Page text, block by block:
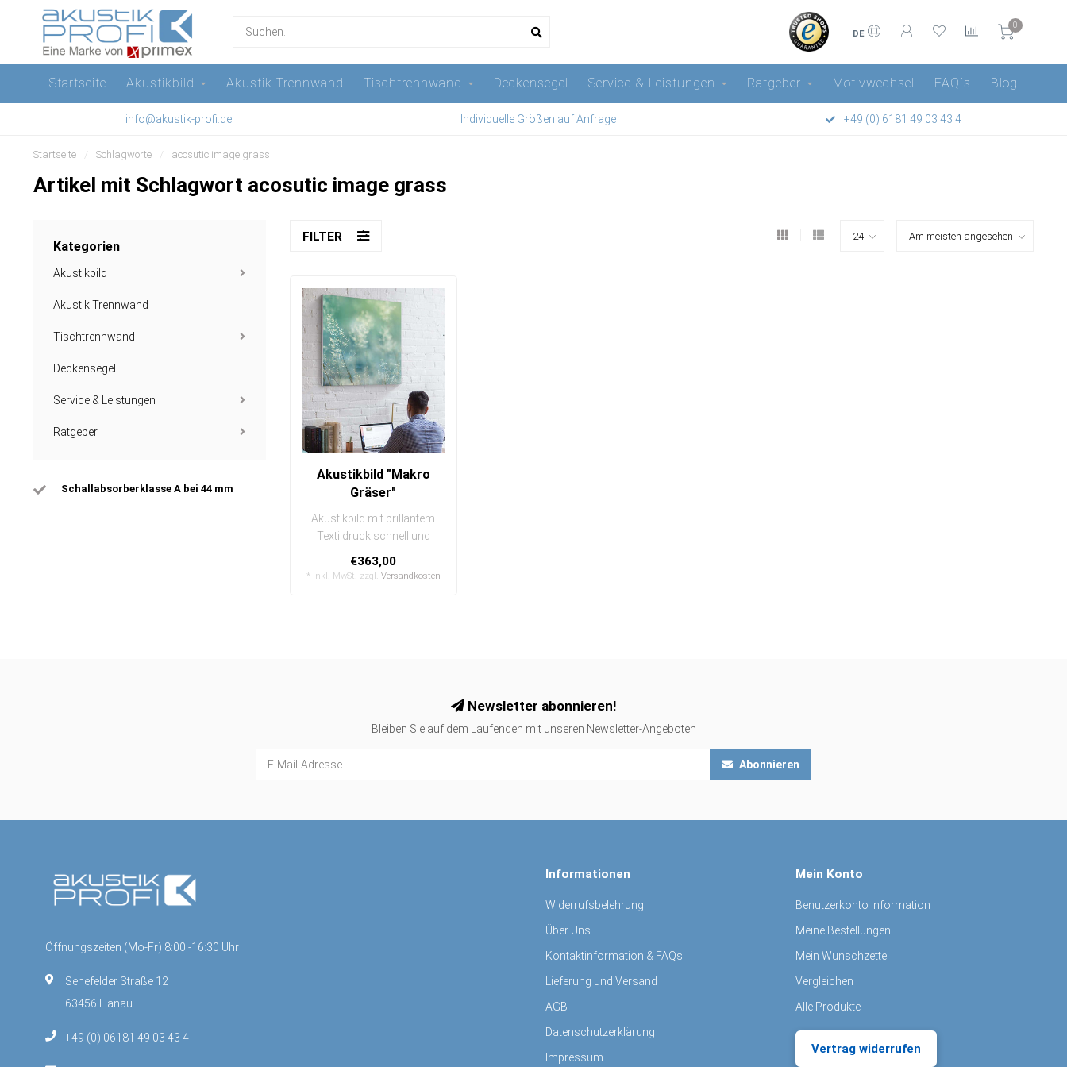
DE
0
Startseite Akustikbild Akustik Trennwand Tischtrennwand Deckensegel Service & Leistungen Ratgeber Motivwechsel FAQ´s Blog
info@akustik-profi.de Individuelle Größen auf Anfrage +49 (0) 6181 49 03 43 4
Startseite Schlagworte acosutic image grass
Artikel mit Schlagwort acosutic image grass
Kategorien
Akustikbild
Akustik Trennwand
Tischtrennwand
Deckensegel
Service & Leistungen
Ratgeber
Schallabsorberklasse A bei 44 mm
FILTER
Akustikbild "Makro
Gräser"
Akustikbild mit brillantem
Textildruck schnell und
In eine..
€363,00
* Inkl. MwSt. zzgl. Versandkosten
Newsletter abonnieren!
Bleiben Sie auf dem Laufenden mit unseren Newsletter-Angeboten
Abonnieren
Öffnungszeiten (Mo-Fr) 8:00 -16:30 Uhr
Senefelder Straße 12
63456 Hanau
+49 (0) 06181 49 03 43 4
Informationen
Widerrufsbelehrung
Über Uns
Kontaktinformation & FAQs
Lieferung und Versand
AGB
Datenschutzerklärung
Impressum
Mein Konto
Benutzerkonto Information
Meine Bestellungen
Mein Wunschzettel
Vergleichen
Alle Produkte
Vertrag widerrufen